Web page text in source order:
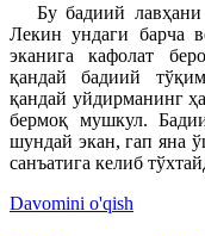
Бу бадиий лавҳани
Лекин ундаги барча
эканига кафолат
қандай бадиий
қандай уйдирманинг
бермоқ мушкул.
шундай экан, гап яна
санъатига келиб
Davomini o'qish